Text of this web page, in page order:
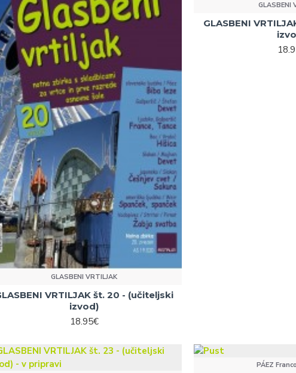
GLASBENI VRTILJAK
VRTILJAK št. 20 - (učiteljski
izvod)
18.95€
GLASBENI
GLASBENI
PÁEZ